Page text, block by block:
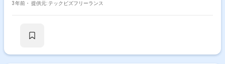
行います。 バックエンドエンジニアの方を募集しております。 ・営
【環境】 ・構成管理: GitHub, AWS CodeBuild, Code Deploy, Code Pipeline
3年前・ 提供元: テックビズフリーランス